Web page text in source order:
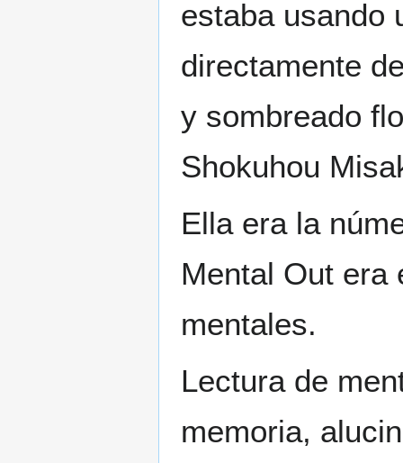
estaba usando
directamente
y sombreado
Shokuhou
Ella era la
Mental Out era
mentales.
Lectura de
memoria,